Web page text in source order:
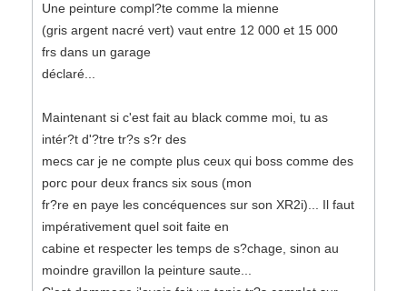
Une peinture compl?te comme la mienne
(gris argent nacré vert) vaut entre 12 000 et 15 000
frs dans un garage
déclaré...
Maintenant si c'est fait au black comme moi, tu as
intér?t d'?tre tr?s s?r des
mecs car je ne compte plus ceux qui boss comme des
porc pour deux francs six sous (mon
fr?re en paye les concéquences sur son XR2i)... Il faut
impérativement quel soit faite en
cabine et respecter les temps de s?chage, sinon au
moindre gravillon la peinture saute...